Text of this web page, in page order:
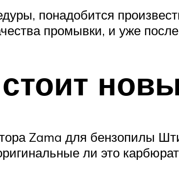
понадобится
промывки, и уже
Zama для бензопилы
ли это